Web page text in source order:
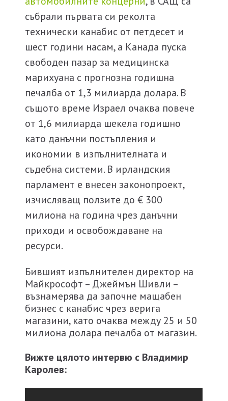
събрали първата си реколта
технически канабис от петдесет и
шест години насам, а Канада пуска
свободен пазар за медицинска
марихуана с прогнозна годишна
печалба от 1,3 милиарда долара. В
същото време Израел очаква повече
от 1,6 милиарда шекела годишно
като данъчни постъпления и
икономии в изпълнителната и
съдебна системи. В ирландския
парламент е внесен законопроект,
изчисляващ ползите до € 300
милиона на година чрез данъчни
приходи и освобождаване на
ресурси.
Бившият изпълнителен директор на
Майкрософт – Джеймън Шивли –
възнамерява да започне мащабен
бизнес с канабис чрез верига
магазини, като очаква между 25 и 50
милиона долара печалба от магазин.
Вижте цялото интервю с Владимир
Каролев: